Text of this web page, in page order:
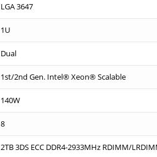
LGA 3647
1U
Dual
1st/2nd Gen. Intel® Xeon® Scalable
140W
8
2TB 3DS ECC DDR4-2933MHz RDIMM/